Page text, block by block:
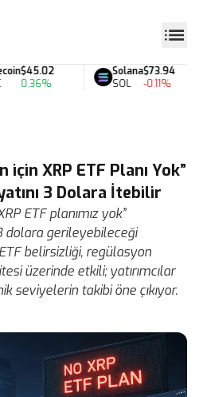
$45.02
0.36%
Solana
SOL
$73.94
-0.11%
için XRP ETF Planı Yok”
3 Dolara İtebilir
ETF planımız yok”
dolara gerileyebileceği
belirsizliği, regülasyon
üzerinde etkili; yatırımcılar
seviyelerin takibi öne çıkıyor.